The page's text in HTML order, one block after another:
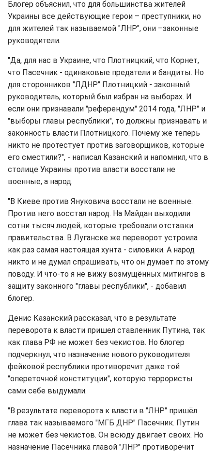
Блогер объяснил, что для большинства жителей
Украины все действующие герои – преступники, но
для жителей так называемой "ЛНР", они –законные
руководители.
"Да, для нас в Украине, что Плотницкий, что Корнет,
что Пасечник - одинаковые предатели и бандиты. Но
для сторонников "ЛДНР" Плотницкий - законный
руководитель, который был избран на выборах. И
если они признавали "референдум" 2014 года, "ЛНР" и
"выборы главы республики", то должны признавать и
законность власти Плотницкого. Почему же теперь
никто не протестует против заговорщиков, которые
его сместили?", - написал Казанский и напомнил, что в
столице Украины против власти восстали не
военные, а народ.
"В Киеве против Януковича восстали не военные.
Против него восстал народ. На Майдан выходили
сотни тысяч людей, которые требовали отставки
правительства. В Луганске же переворот устроила
как раз самая настоящая хунта - силовики. А народ
никто и не думал спрашивать, что он думает по этому
поводу. И что-то я не вижу возмущённых митингов в
защиту законного "главы республики", - добавил
блогер.
Денис Казанский рассказал, что в результате
переворота к власти пришел ставленник Путина, так
как глава РФ не может без чекистов. Но блогер
подчеркнул, что назначение нового руководителя
фейковой республики противоречит даже той
"опереточной конституции", которую террористы
сами себе выдумали.
"В результате переворота к власти в "ЛНР" пришёл
глава так называемого "МГБ ДНР" Пасечник. Путин
не может без чекистов. Он всюду двигает своих. Но
назначение Пасечника главой "ЛНР" противоречит